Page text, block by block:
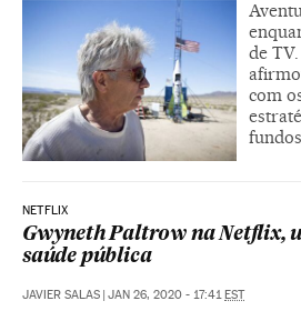
de
com
fundos
NETFLIX
Gwyneth Paltrow na Netflix,
saúde pública
JAVIER SALAS JAN 26, 2020 - 17:41 EST